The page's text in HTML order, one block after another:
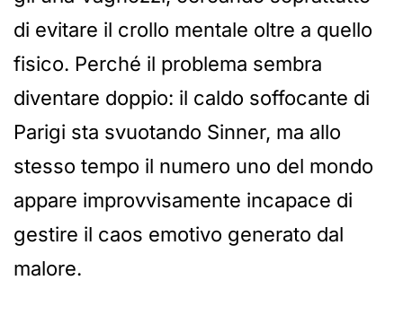
di evitare il crollo mentale oltre a quello
fisico. Perché il problema sembra
diventare doppio: il caldo soffocante di
Parigi sta svuotando Sinner, ma allo
stesso tempo il numero uno del mondo
appare improvvisamente incapace di
gestire il caos emotivo generato dal
malore.